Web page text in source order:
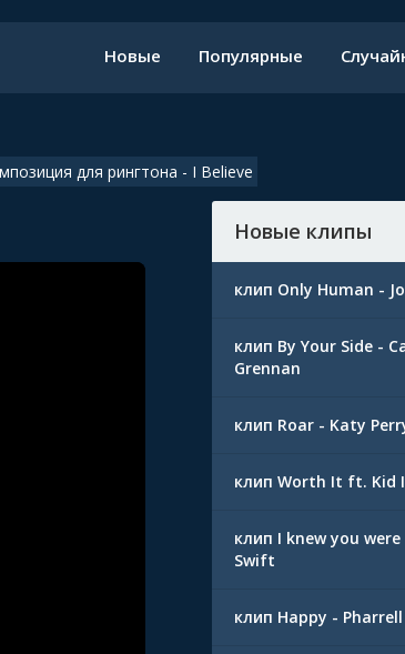
Новые Популярные
для рингтона - I Believe
Новые клипы
клип Only Human -
клип By Your Side -
Grennan
клип Roar - Katy
клип Worth It ft. Kid
клип I knew you
Swift
клип Happy -